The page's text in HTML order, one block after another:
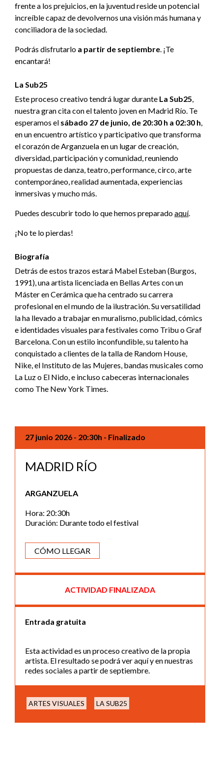
frente a los prejuicios, en la juventud reside un potencial
increíble capaz de devolvernos una visión más humana y
conciliadora de la sociedad.
Podrás disfrutarlo a partir de septiembre . ¡Te
encantará!
La Sub25
Este proceso creativo tendrá lugar durante La Sub25
nuestra gran cita con el talento joven en Madrid Río. Te
esperamos el sábado 27 de junio, de 20:30 h a 02:30 h
en un encuentro artístico y participativo que transforma
el corazón de Arganzuela en un lugar de creación,
diversidad, participación y comunidad, reuniendo
propuestas de danza, teatro, performance, circo, arte
contemporáneo, realidad aumentada, experiencias
inmersivas y mucho más.
Puedes descubrir todo lo que hemos preparadoaquí.
¡No te lo pierdas!
Biografía
Detrás de estos trazos estará Mabel Esteban (Burgos,
1991), una artista licenciada en Bellas Artes con un
Máster en Cerámica que ha centrado su carrera
profesional en el mundo de la ilustración. Su versatilidad
la ha llevado a trabajar en muralismo, publicidad, cómics
e identidades visuales para festivales como Tribu o Graf
Barcelona. Con un estilo inconfundible, su talento ha
conquistado a clientes de la talla de Random House,
Nike, el Instituto de las Mujeres, bandas musicales como
La Luz o El Nido, e incluso cabeceras internacionales
como The New York Times.
27 junio 2026 - 20:30h - Finalizado
MADRID RÍO
ARGANZUELA
Hora: 20:30h
Duración: Durante todo el festival
CÓMO LLEGAR
ACTIVIDAD FINALIZADA
Entrada gratuita
Esta actividad es un proceso creativo de la propia
artista. El resultado se podrá ver aquí y en nuestras
redes sociales a partir de septiembre.
ARTES VISUALES LA SUB25